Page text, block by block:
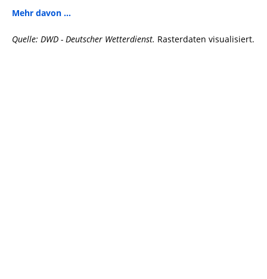
Mehr davon ...
Quelle: DWD - Deutscher Wetterdienst. Rasterdaten visualisiert.